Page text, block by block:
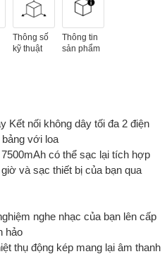
Thông số
kỹ thuật
Thông tin
sản phẩm
Kết nối không dây tối đa 2 điện
với loa
có thể sạc lại tích hợp
và sạc thiết bị của bạn qua
nghe nhạc của bạn lên cấp
hảo
thụ động kép mang lại âm thanh